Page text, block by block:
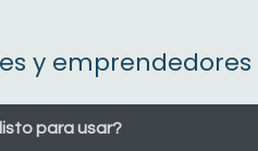
y emprendedores
para usar?